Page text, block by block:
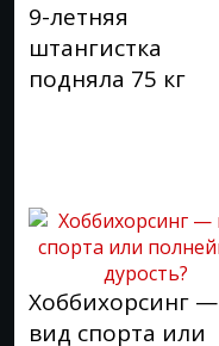
9-летняя
штангистка
подняла 75 кг
Хоббихорсинг —
вид спорта или